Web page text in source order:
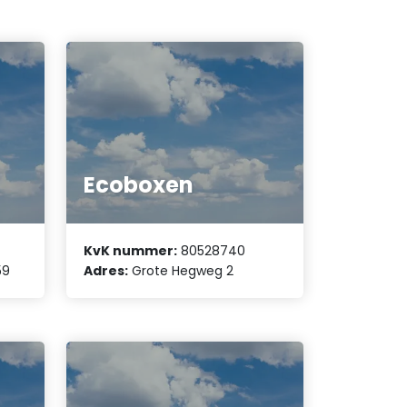
Ecoboxen
KvK nummer: 80528740
Adres: Grote Hegweg 2